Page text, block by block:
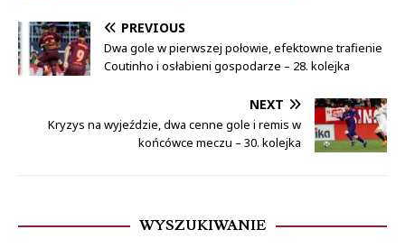
PREVIOUS
Dwa gole w pierwszej połowie, efektowne trafienie
Coutinho i osłabieni gospodarze – 28. kolejka
NEXT
Kryzys na wyjeździe, dwa cenne gole i remis w
końcówce meczu – 30. kolejka
WYSZUKIWANIE